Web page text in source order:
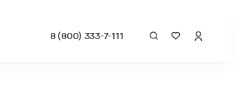
8 (800) 333-7-111